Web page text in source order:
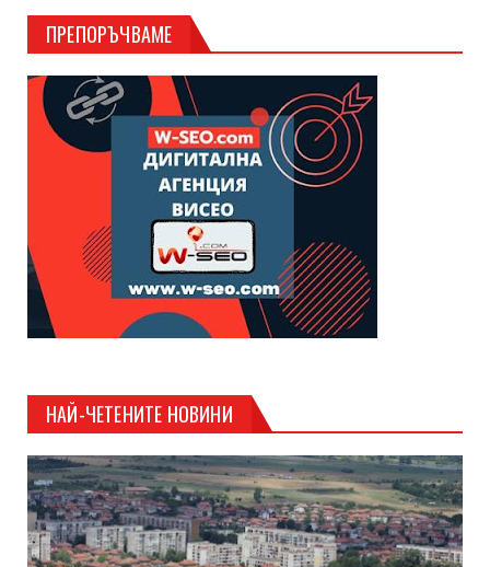
ПРЕПОРЪЧВАМЕ
НАЙ-ЧЕТЕНИТЕ НОВИНИ